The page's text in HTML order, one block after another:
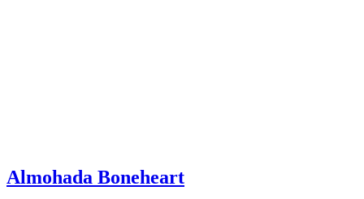
Almohada Boneheart